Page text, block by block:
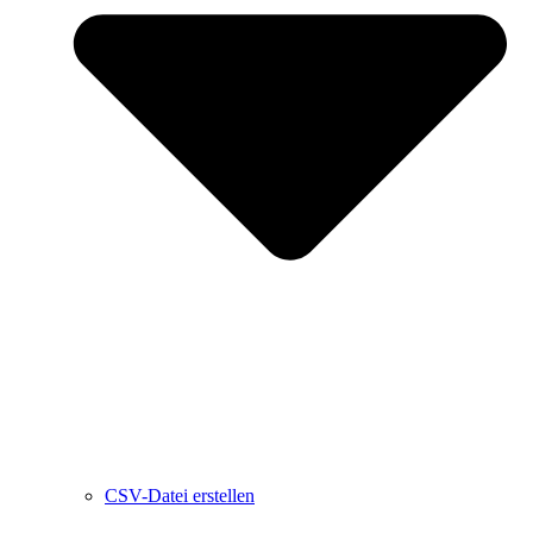
CSV-Datei erstellen